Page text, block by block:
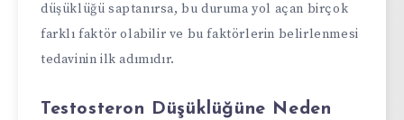
düşüklüğü saptanırsa, bu duruma yol açan birçok
farklı faktör olabilir ve bu faktörlerin belirlenmesi
tedavinin ilk adımıdır.
Testosteron Düşüklüğüne Neden